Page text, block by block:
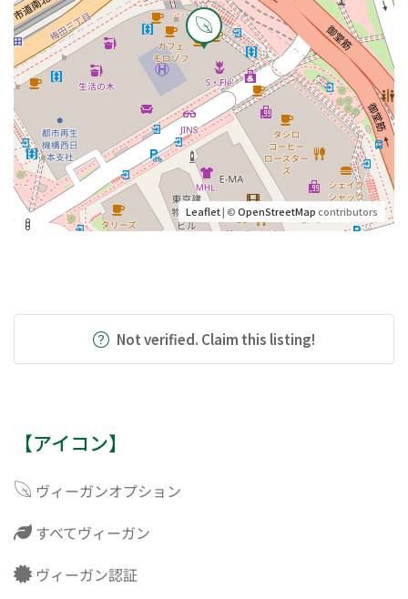
Leaflet| ©OpenStreetMapcontributors
Not verified. Claim this listing!
【アイコン】
ヴィーガンオプション
すべてヴィーガン
ヴィーガン認証